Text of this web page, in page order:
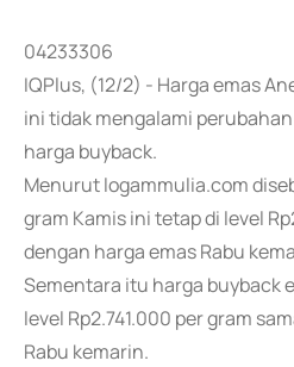
04233306
IQPlus, (12/2) - Harga emas
ini tidak mengalami
harga buyback.
Menurut logammulia.com
gram Kamis ini tetap di level
dengan harga emas Rabu
Sementara itu harga buyback
level Rp2.741.000 per gram
Rabu kemarin.